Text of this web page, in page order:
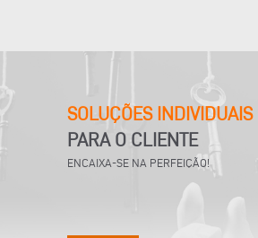
SOLUÇÕES INDIVIDUAIS
PARA O CLIENTE
ENCAIXA-SE NA PERFEIÇÃO!